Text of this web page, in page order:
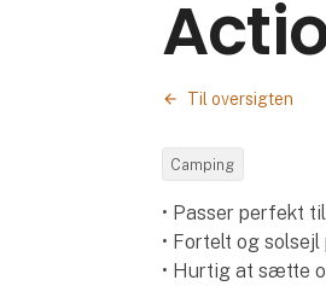
Til oversigten
Camping
• Passer perfekt
• Fortelt og
• Hurtig at sætte